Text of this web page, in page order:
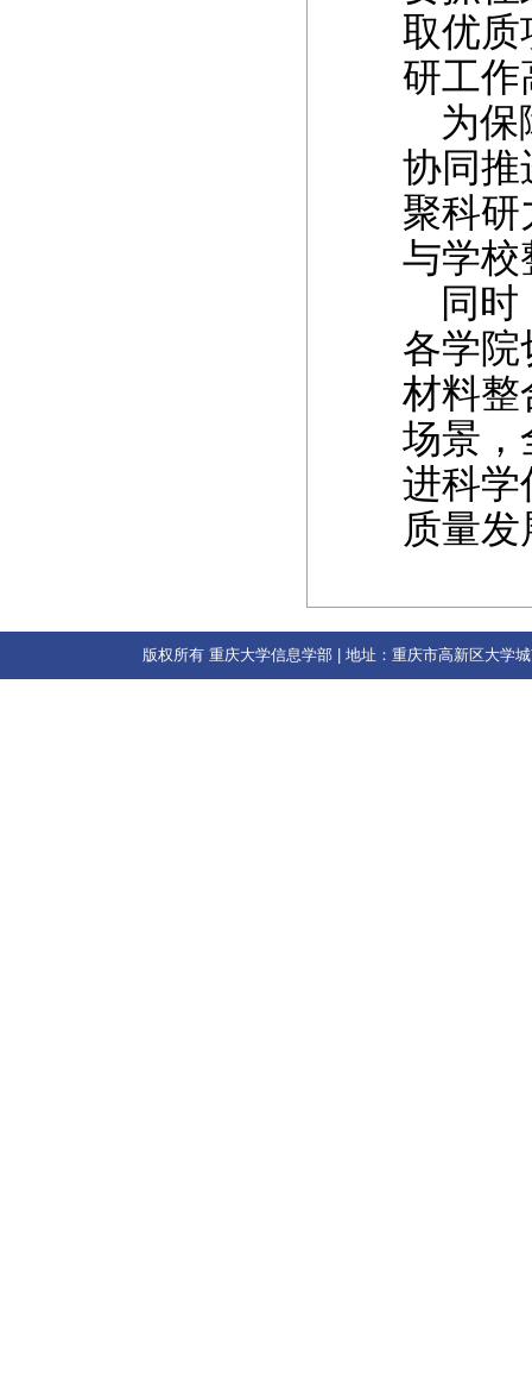
取优质
研工作
为保
协同推
聚科研
与学校
同时
各学院
材料整
场景，
进科学
质量
版权所有 重庆大学信息学部 | 地址：重庆市高新区大学